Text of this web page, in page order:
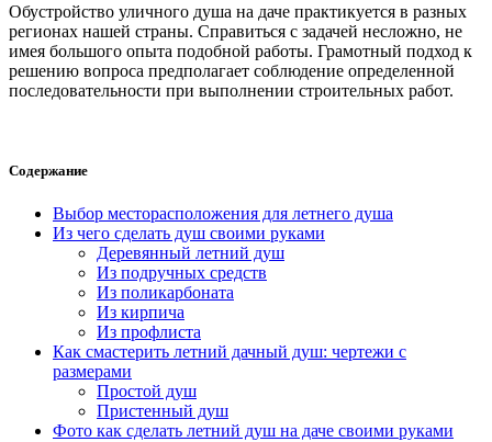
Обустройство уличного душа на даче практикуется в разных
регионах нашей страны. Справиться с задачей несложно, не
имея большого опыта подобной работы. Грамотный подход к
решению вопроса предполагает соблюдение определенной
последовательности при выполнении строительных работ.
Содержание
Выбор месторасположения для летнего душа
Из чего сделать душ своими руками
Деревянный летний душ
Из подручных средств
Из поликарбоната
Из кирпича
Из профлиста
Как смастерить летний дачный душ: чертежи с
размерами
Простой душ
Пристенный душ
Фото как сделать летний душ на даче своими руками